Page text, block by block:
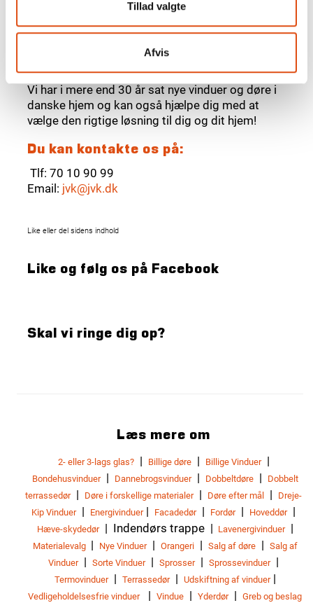
Tillad valgte
Afvis
Har du spørgsmål eller brug for hjælp til at få
udskiftet vinduer og døre?
Vi har i mere end 30 år sat nye vinduer og døre i
danske hjem og kan også hjælpe dig med at
vælge den rigtige løsning til dig og dit hjem!
Du kan kontakte os på:
Tlf: 70 10 90 99
Email: jvk@jvk.dk
Like eller del sidens indhold
Like og følg os på Facebook
Skal vi ringe dig op?
Læs mere om
2- eller 3-lags glas?| Billige døre| Billige Vinduer|
Bondehusvinduer| Dannebrogsvinduer| Dobbeltdøre|
Dobbelt
terrassedør| Døre i forskellige materialer| Døre efter mål |
Dreje-
Kip Vinduer| Energivinduer| Facadedør| Fordør| Hoveddør|
Hæve-skydedør| Indendørs trappe | Lavenergivinduer|
Materialevalg | Nye Vinduer| Orangeri| Salg af døre| Salg af
Vinduer| Sorte Vinduer| Sprosser| Sprossevinduer|
Termovinduer| Terrassedør| Udskiftning af vinduer|
Vedligeholdelsesfrie vinduer| Vindue | Yderdør| Greb og beslag